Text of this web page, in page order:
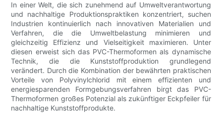
In einer Welt, die sich zunehmend auf Umweltverantwortung
und nachhaltige Produktionspraktiken konzentriert, suchen
Industrien kontinuierlich nach innovativen Materialien und
Verfahren, die die Umweltbelastung minimieren und
gleichzeitig Effizienz und Vielseitigkeit maximieren. Unter
diesen erweist sich das PVC-Thermoformen als dynamische
Technik, die die Kunststoffproduktion grundlegend
verändert. Durch die Kombination der bewährten praktischen
Vorteile von Polyvinylchlorid mit einem effizienten und
energiesparenden Formgebungsverfahren birgt das PVC-
Thermoformen großes Potenzial als zukünftiger Eckpfeiler für
nachhaltige Kunststoffprodukte.